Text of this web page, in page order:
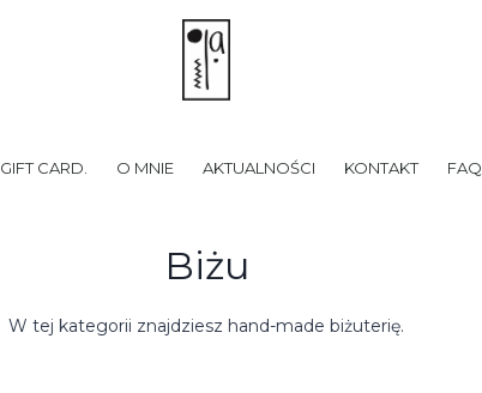
GIFT CARD. O MNIE AKTUALNOŚCI KONTAKT FAQ
Biżu
W tej kategorii znajdziesz hand-made biżuterię.